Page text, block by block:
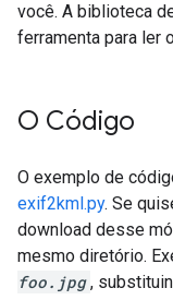
você. A biblioteca
ferramenta para ler
O Código
O exemplo de
exif2kml.py. Se
download desse
mesmo diretório.
foo.jpg ,